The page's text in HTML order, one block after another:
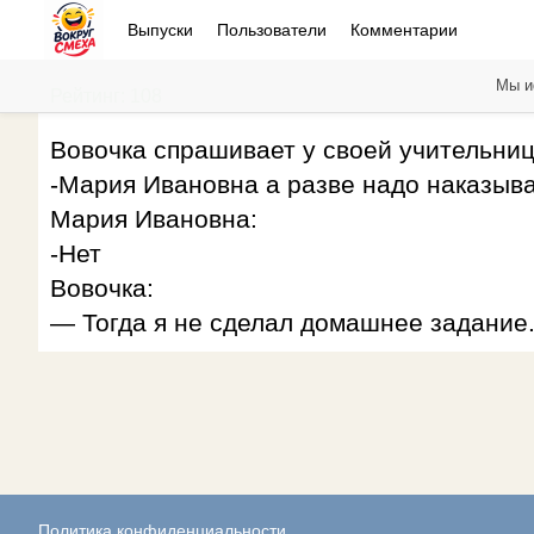
Выпуски Пользователи Комментарии
Вовочка спрашивает у своей
-Мария Ивановна а разве надо
Мария Ивановна:
-Нет
Вовочка:
— Тогда я не сделал домашнее задание.
Мы